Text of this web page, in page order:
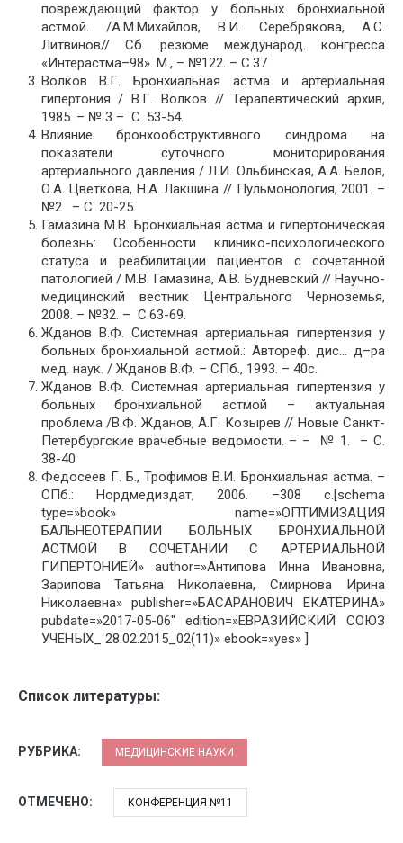
повреждающий фактор у больных бронхиальной
астмой. /А.М.Михайлов, В.И. Серебрякова, А.С.
Литвинов// Сб. резюме международ. конгресса
«Интерастма–98». М., – №122. – С.37
Волков В.Г. Бронхиальная астма и артериальная
гипертония / В.Г. Волков // Терапевтический архив,
1985. – № 3 – С. 53-54.
Влияние бронхообструктивного синдрома на
показатели суточного мониторирования
артериального давления / Л.И. Ольбинская, А.А. Белов,
О.А. Цветкова, Н.А. Лакшина // Пульмонология, 2001. –
№2. – С. 20-25.
Гамазина М.В. Бронхиальная астма и гипертоническая
болезнь: Особенности клинико-психологического
статуса и реабилитации пациентов с сочетанной
патологией / М.В. Гамазина, А.В. Будневский // Научно-
медицинский вестник Центрального Черноземья,
2008. – №32. – С.63-69.
Жданов В.Ф. Системная артериальная гипертензия у
больных бронхиальной астмой.: Автореф. дис… д–ра
мед. наук. / Жданов В.Ф. – СПб., 1993. – 40с.
Жданов В.Ф. Системная артериальная гипертензия у
больных бронхиальной астмой – актуальная
проблема /В.Ф. Жданов, А.Г. Козырев // Новые Санкт-
Петербургские врачебные ведомости. – – № 1. – С.
38-40
Федосеев Г. Б., Трофимов В.И. Бронхиальная астма. –
СПб.: Нордмедиздат, 2006. –308 с.[schema
type=»book» name=»ОПТИМИЗАЦИЯ
БАЛЬНЕОТЕРАПИИ БОЛЬНЫХ БРОНХИАЛЬНОЙ
АСТМОЙ В СОЧЕТАНИИ С АРТЕРИАЛЬНОЙ
ГИПЕРТОНИЕЙ» author=»Антипова Инна Ивановна,
Зарипова Татьяна Николаевна, Смирнова Ирина
Николаевна» publisher=»БАСАРАНОВИЧ ЕКАТЕРИНА»
pubdate=»2017-05-06″ edition=»ЕВРАЗИЙСКИЙ СОЮЗ
УЧЕНЫХ_ 28.02.2015_02(11)» ebook=»yes» ]
Список литературы:
РУБРИКА: МЕДИЦИНСКИЕ НАУКИ
ОТМЕЧЕНО: КОНФЕРЕНЦИЯ №11